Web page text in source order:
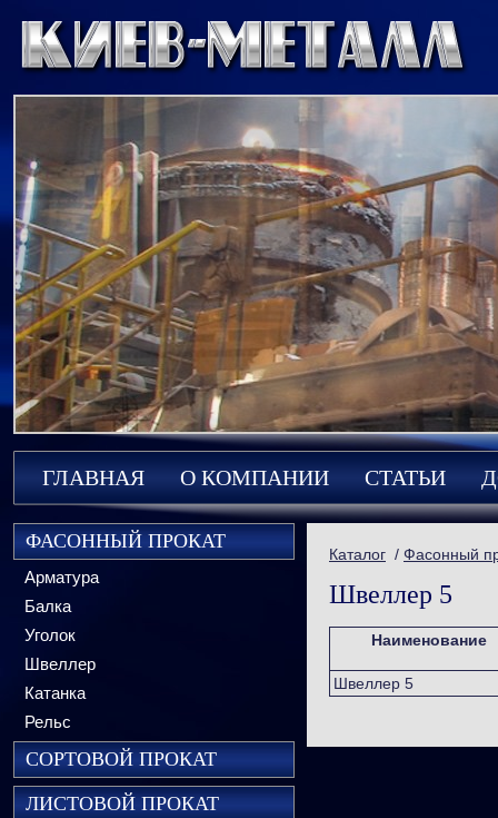
ГЛАВНАЯ О КОМПАНИИ СТАТЬИ
ФАСОННЫЙ ПРОКАТ
Арматура
Балка
Уголок
Швеллер
Катанка
Рельс
СОРТОВОЙ ПРОКАТ
ЛИСТОВОЙ ПРОКАТ
Каталог / Фасонный
Швеллер 5
Наименование
Швеллер 5